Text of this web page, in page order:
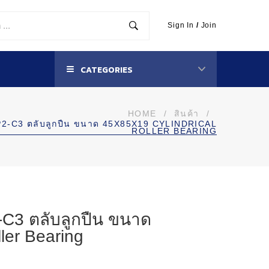
Sign In / Join
CATEGORIES
HOME / สินค้า
/
C3 ตลับลูกปืน ขนาด 45X85X19 CYLINDRICAL
ROLLER BEARING
C3 ตลับลูกปืน ขนาด
Bearing